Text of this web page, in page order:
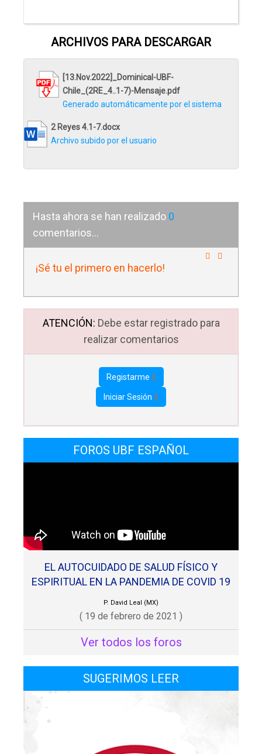
ARCHIVOS PARA DESCARGAR
[13.Nov.2022]_Dominical-UBF-
Chile_(2RE_4..1-7)-Mensaje.pdf
Generado automáticamente por el sistema
2 Reyes 4.1-7.docx
Archivo subido por el usuario
Hasta ahora se han realizado 0
comentarios...
¡Sé tu el primero en hacerlo!
ATENCIÓN: Debe estar registrado para
realizar comentarios
Registarme
Iniciar Sesión
FOROS UBF ESPAÑOL
EL AUTOCUIDADO DE SALUD FÍSICO Y
ESPIRITUAL EN LA PANDEMIA DE COVID 19
P. David Leal (MX)
( 19 de febrero de 2021 )
Ver todos los foros
SUGERIMOS LEER